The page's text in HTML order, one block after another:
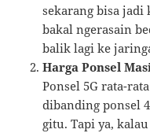
sekarang bisa
bakal ngerasain
balik lagi ke
Harga Ponsel
Ponsel 5G rata-
dibanding ponsel
gitu. Tapi ya,